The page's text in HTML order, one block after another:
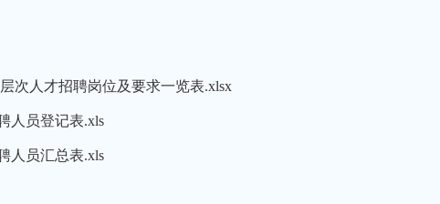
次人才招聘岗位及要求一览表.xlsx
人员登记表.xls
人员汇总表.xls